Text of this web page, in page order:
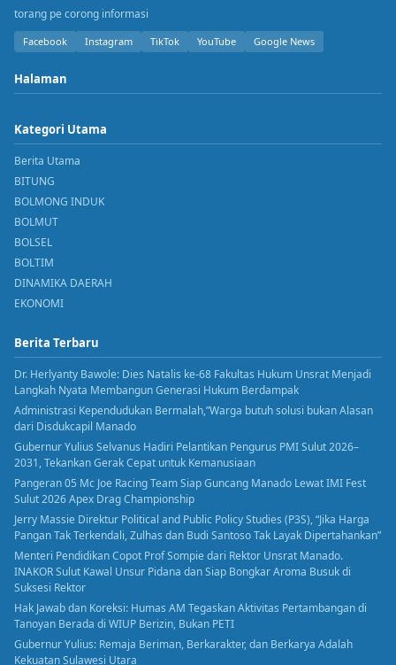
torang pe corong informasi
Facebook Instagram TikTok YouTube Google News
Halaman
Kategori Utama
Berita Utama
BITUNG
BOLMONG INDUK
BOLMUT
BOLSEL
BOLTIM
DINAMIKA DAERAH
EKONOMI
Berita Terbaru
Dr. Herlyanty Bawole: Dies Natalis ke-68 Fakultas Hukum Unsrat Menjadi
Langkah Nyata Membangun Generasi Hukum Berdampak
Administrasi Kependudukan Bermalah,”Warga butuh solusi bukan Alasan
dari Disdukcapil Manado
Gubernur Yulius Selvanus Hadiri Pelantikan Pengurus PMI Sulut 2026–
2031, Tekankan Gerak Cepat untuk Kemanusiaan
Pangeran 05 Mc Joe Racing Team Siap Guncang Manado Lewat IMI Fest
Sulut 2026 Apex Drag Championship
Jerry Massie Direktur Political and Public Policy Studies (P3S), “Jika Harga
Pangan Tak Terkendali, Zulhas dan Budi Santoso Tak Layak Dipertahankan”
Menteri Pendidikan Copot Prof Sompie dari Rektor Unsrat Manado.
INAKOR Sulut Kawal Unsur Pidana dan Siap Bongkar Aroma Busuk di
Suksesi Rektor
Hak Jawab dan Koreksi: Humas AM Tegaskan Aktivitas Pertambangan di
Tanoyan Berada di WIUP Berizin, Bukan PETI
Gubernur Yulius: Remaja Beriman, Berkarakter, dan Berkarya Adalah
Kekuatan Sulawesi Utara